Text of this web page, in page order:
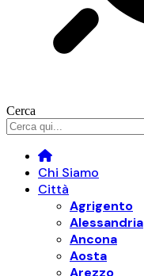
Cerca
Chi Siamo
Città
Agrigento
Alessandria
Ancona
Aosta
Arezzo